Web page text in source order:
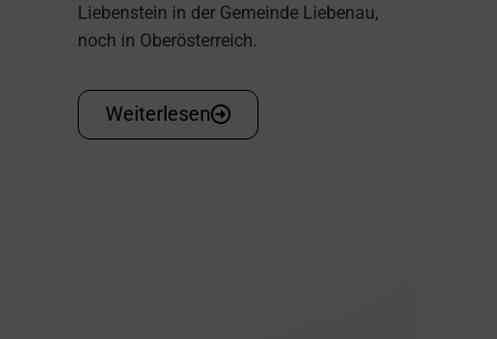
Liebenstein in der Gemeinde Liebenau,
noch in Oberösterreich.
Weiterlesen